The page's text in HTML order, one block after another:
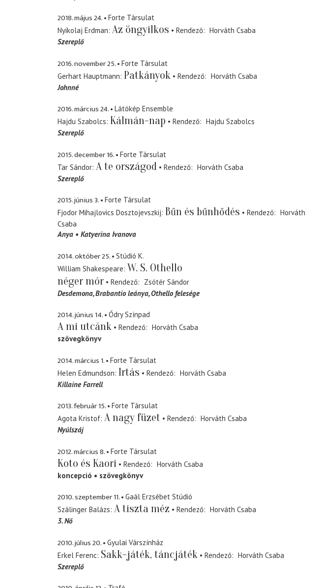
2018. május 24.
Forte Társulat
Nyikolaj Erdman Az öngyilkos Rendező
Horváth Csaba
Szereplő
2016. november 25.
Forte Társulat
Gerhart Hauptmann Patkányok Rendező
Horváth Csaba
Johnné
2016. március 24.
Látókép Ensemble
Hajdu Szabolcs Kálmán-nap Rendező
Hajdu Szabolcs
Szereplő
2015. december 16.
Forte Társulat
Tar Sándor A te országod Rendező
Horváth Csaba
Szereplő
2015. június 3.
Forte Társulat
Fjodor Mihajlovics Dosztojevszkij Bűn és bűnhődés Rendező
Horváth
Csaba
Anya
Katyerina Ivanova
2014. október 25.
Stúdió K.
William Shakespeare W. S. Othello
néger mór
Rendező
Zsótér Sándor
Desdemona Brabantio leánya, Othello felesége
2014. június 14. Ódry Színpad
A mi utcánk Rendező
Horváth Csaba
szövegkönyv
2014. március 1.
Forte Társulat
Helen Edmundson Irtás Rendező
Horváth Csaba
Killaine Farrell
2013. február 15.
Forte Társulat
Agota Kristof A nagy füzet Rendező
Horváth Csaba
Nyúlszáj
2012. március 8. Forte Társulat
Koto és Kaori Rendező
Horváth Csaba
koncepció
szövegkönyv
2010. szeptember 11.
Gaál Erzsébet Stúdió
Szálinger Balázs A tiszta méz Rendező
Horváth Csaba
3. Nő
2010. július 20.
Gyulai Várszínház
Erkel Ferenc Sakk-játék, táncjáték Rendező
Horváth Csaba
Szereplő